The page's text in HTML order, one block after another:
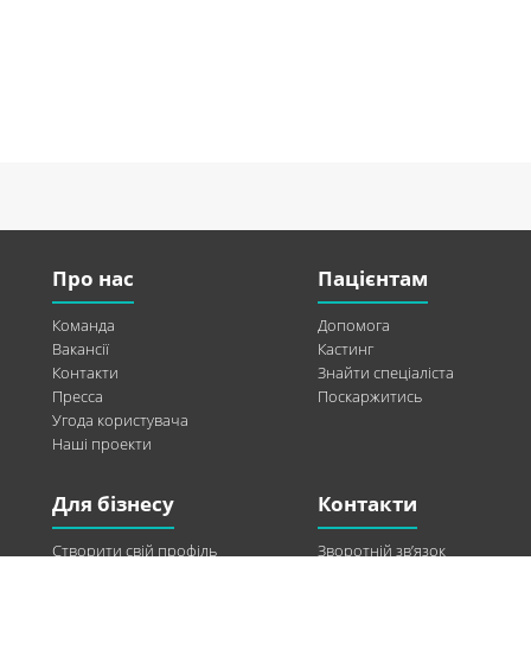
Про нас
Команда
Вакансії
Контакти
Пресса
Угода користувача
Наші проекти
Пацієнтам
Допомога
Кастинг
Знайти спеціаліста
Поскаржитись
Для бізнесу
Створити свій профіль
Контакти
Зворотній зв’язок